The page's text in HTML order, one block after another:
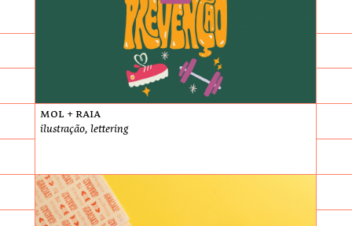
Mol + Raia
ilustração, lettering